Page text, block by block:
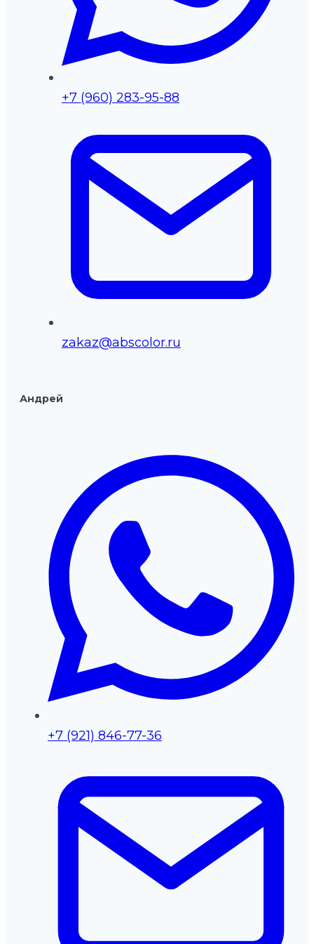
+7 (960) 283-95-88
zakaz@abscolor.ru
Андрей
+7 (921) 846-77-36